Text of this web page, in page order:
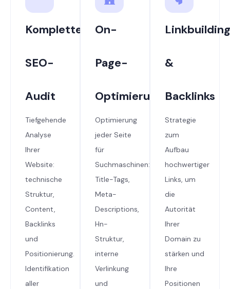
Komplettes
SEO-
Audit
Tiefgehende
Analyse
Ihrer
Website:
technische
Struktur,
Content,
Backlinks
und
Positionierung.
Identifikation
aller
On-
Page-
Optimierung
Optimierung
jeder Seite
für
Suchmaschinen:
Title-Tags,
Meta-
Descriptions,
Hn-
Struktur,
interne
Verlinkung
und
Linkbuilding
&
Backlinks
Strategie
zum
Aufbau
hochwertiger
Links, um
die
Autorität
Ihrer
Domain zu
stärken und
Ihre
Positionen